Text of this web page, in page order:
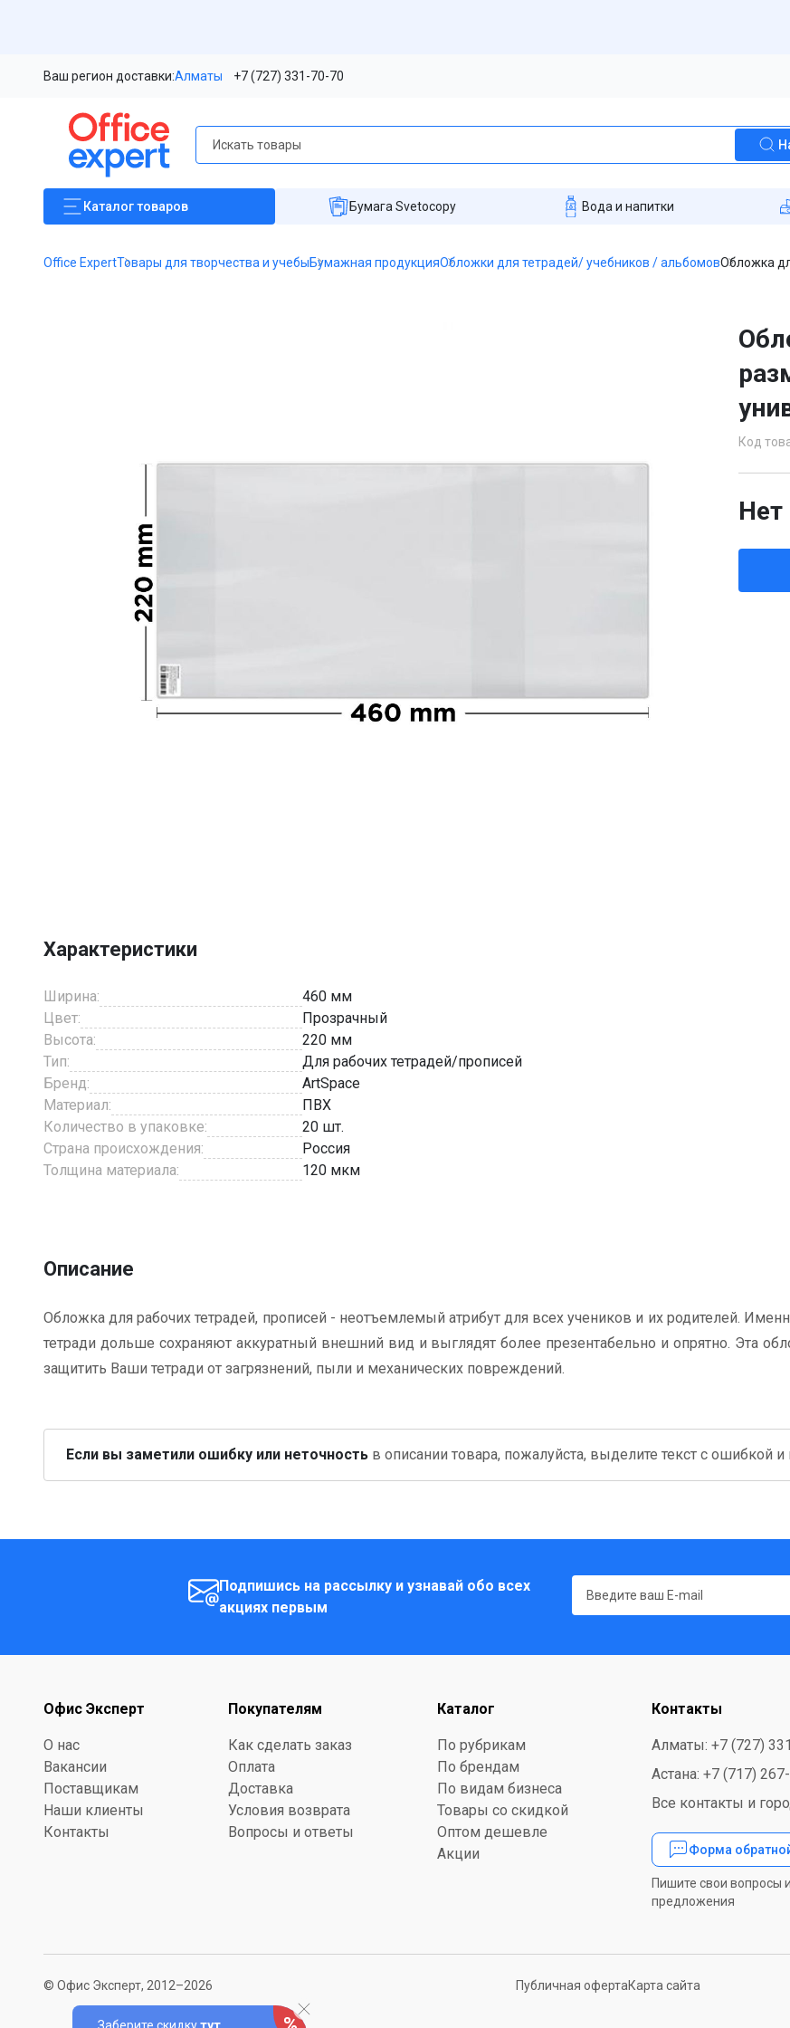
Ваш регион доставки:Алматы +7 (727) 331-70-70
Каталогтоваров Бумага Svetocopy Вода и напитки
Office ExpertТовары для творчества и учебыБумажная продукцияОбложки для тетрадей/ учебников / альбомовОбложка
1
Код
Нет
Характеристики
Ширина:
460 мм
Цвет:
Прозрачный
Высота:
220 мм
Тип:
Для рабочих тетрадей/прописей
Бренд:
ArtSpace
Материал:
ПВХ
Количество в упаковке:
20 шт.
Страна происхождения:
Россия
Толщина материала:
120 мкм
Описание
Обложка для рабочих тетрадей, прописей - неотъемлемый атрибут для всех учеников и их родителей.
тетради дольше сохраняют аккуратный внешний вид и выглядят более презентабельно и опрятно. Эта
защитить Ваши тетради от загрязнений, пыли и механических повреждений.
Если вы заметили ошибку или неточность в описании товара, пожалуйста, выделите текст с ошибкой и
Подпишись на рассылку и узнавай обо всех
акциях первым
Офис Эксперт
О нас
Вакансии
Поставщикам
Наши клиенты
Контакты
Покупателям
Как сделать заказ
Оплата
Доставка
Условия возврата
Вопросы и ответы
Каталог
По рубрикам
По брендам
По видам бизнеса
Товары со скидкой
Оптом дешевле
Акции
Контакты
Алматы: +7 (727)
Астана: +7 (717)
Все контакты и
Форма
Пишите свои вопросы и
предложения
© Офис Эксперт, 2012–2026 Публичная офертаКарта сайта